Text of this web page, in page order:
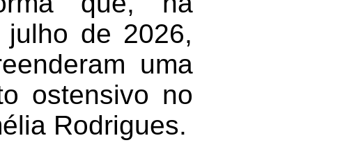
de 2026,
uma
ostensivo no
Rodrigues.